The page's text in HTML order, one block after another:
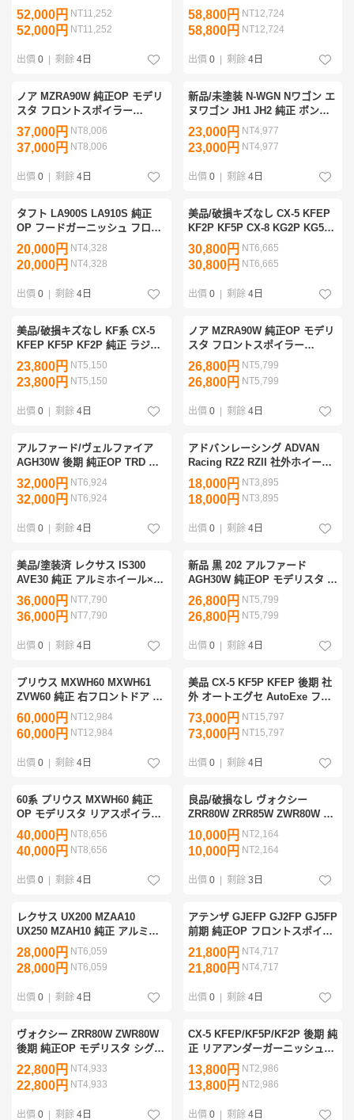
ソリン車用 ステンレステール
17400-TZU60 左側/美品 右側/補
修用 管理28816
52,000円 NT11,252
52,000円 NT11,252
出價 0 | 剩餘 4日
MS341-33006-A0 76081-AV400
76082-AV400 76083-AV400 カラ
ー№083 管理32517
58,800円 NT12,724
58,800円 NT12,724
出價 0 | 剩餘 4日
ノア MZRA90W 純正OP モデリ
スタ フロントスポイラー
MSD41-28001/2 76081-
ZR900/10 ホワイトパール 089/
消し黒/クローム 塗装用 管理
37,000円 NT8,006
37,000円 NT8,006
出價 0 | 剩餘 4日
新品/未塗装 N-WGN Nワゴン エ
ヌワゴン JH1 JH2 純正 ボンネ
ット フードパネル 60100-T6G-
000ZZ 管理33608
23,000円 NT4,977
23,000円 NT4,977
出價 0 | 剩餘 4日
タフト LA900S LA910S 純正
OP フードガーニッシュ フロン
トグリル ダークブラックメッキ
08400-K2317 08400-K2316 良
品/破損なし 管理36011
20,000円 NT4,328
20,000円 NT4,328
出價 0 | 剩餘 4日
美品/破損キズなし CX-5 KFEP
KF2P KF5P CX-8 KG2P KG5P
後期 純正 フロントグリル
K0A1-50-719 K0A1-50719 ガン
メタ 管理33299
30,800円 NT6,665
30,800円 NT6,665
出價 0 | 剩餘 4日
美品/破損キズなし KF系 CX-5
KFEP KF5P KF2P 純正 ラジエ
ーターコアサポート K123-53-
111 K12353111 素地 管理31066
23,800円 NT5,150
23,800円 NT5,150
出價 0 | 剩餘 4日
ノア MZRA90W 純正OP モデリ
スタ フロントスポイラー
MSD41-28001-A0 MSD41-
28001/2 76081-ZR900/10 パール
070/スモーク 補修塗装用/32474
26,800円 NT5,799
26,800円 NT5,799
出價 0 | 剩餘 4日
アルファード/ヴェルファイア
AGH30W 後期 純正OP TRD リ
アスポイラー MS343-58001-A0
52705-GH3C0 パール 070/クロ
ーム 補修塗装用/35272
32,000円 NT6,924
32,000円 NT6,924
出價 0 | 剩餘 4日
アドバンレーシング ADVAN
Racing RZ2 RZII 社外ホイール
×1本 ハイグロス 16インチ 6.5J
PCD100 4穴 ハブ径63 +45 A356
J1 良品 管理35787
18,000円 NT3,895
18,000円 NT3,895
出價 0 | 剩餘 4日
美品/塗装済 レクサス IS300
AVE30 純正 アルミホイール×1
本 ハイグロス 18インチ 8J
PCD114.3 5穴 ハブ径60 +45
4261A-53291 管理32570
36,000円 NT7,790
36,000円 NT7,790
出價 0 | 剩餘 4日
新品 黒 202 アルファード
AGH30W 純正OP モデリスタ 右
前後 サイドスカート RH D2611-
45910-C0 76913-580AR2 76915-
580AR3 459 管理34679
26,800円 NT5,799
26,800円 NT5,799
出價 0 | 剩餘 4日
プリウス MXWH60 MXWH61
ZVW60 純正 右フロントドア 運
転席ドア 67001-47180 プラチナ
ホワイトパールマイカ 089 補修
塗装用 管理35987
60,000円 NT12,984
60,000円 NT12,984
出價 0 | 剩餘 4日
美品 CX-5 KF5P KFEP 後期 社
外 オートエグセ AutoExe フロ
ントアンダースポイラー KFA1
V4 900 KFA1-V4-900 ピアノブ
ラック 管理35290
73,000円 NT15,797
73,000円 NT15,797
出價 0 | 剩餘 4日
60系 プリウス MXWH60 純正
OP モデリスタ リアスポイラー
NEO ADVANCE STYLE
MSD43-47001-A0 52705-
ZW600/610 パール 089 良品 管
40,000円 NT8,656
40,000円 NT8,656
出價 0 | 剩餘 4日
良品/破損なし ヴォクシー
ZRR80W ZRR85W ZWR80W 後
期 純正OP TRD フロントスポイ
ラー用 LEDデイライト 右側
MS341-28048 管理34664
10,000円 NT2,164
10,000円 NT2,164
出價 0 | 剩餘 3日
レクサス UX200 MZAA10
UX250 MZAH10 純正 アルミホ
イール×1本 ハイグロス 18イン
チ 7J PCD114.3 5穴 ハブ径60
+45 4261A-76140 管理34350
28,000円 NT6,059
28,000円 NT6,059
出價 0 | 剩餘 4日
アテンザ GJEFP GJ2FP GJ5FP
前期 純正OP フロントスポイラ
ー G44A V4 900 G44A-V4-900
ジェットブラックマイカ 41W
塗装用 管理30965
21,800円 NT4,717
21,800円 NT4,717
出價 0 | 剩餘 4日
ヴォクシー ZRR80W ZWR80W
後期 純正OP モデリスタ シグネ
チャーイルミブレード 左側 デ
イライト D2524-55310 553 クロ
ームメッキ 管36041
22,800円 NT4,933
22,800円 NT4,933
出價 0 | 剩餘 4日
CX-5 KFEP/KF5P/KF2P 後期 純
正 リアアンダーガーニッシュ
リアスポイラー K49B V4 9C1
K49B-V49C1 特別塗装 黒/シル
バー 塗装用 19491※
13,800円 NT2,986
13,800円 NT2,986
出價 0 | 剩餘 4日